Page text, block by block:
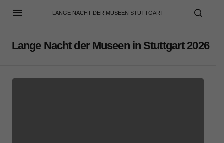
LANGE NACHT DER MUSEEN STUTTGART
Lange Nacht der Museen in Stuttgart 2026